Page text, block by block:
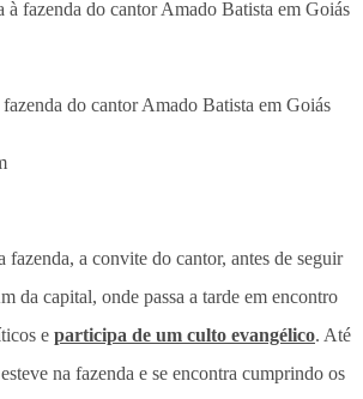
do cantor Amado Batista em Goiás
fazenda, a convite do cantor, antes de seguir
da capital, onde passa a tarde em encontro
e participa de um culto evangélico. Até
na fazenda e se encontra cumprindo os